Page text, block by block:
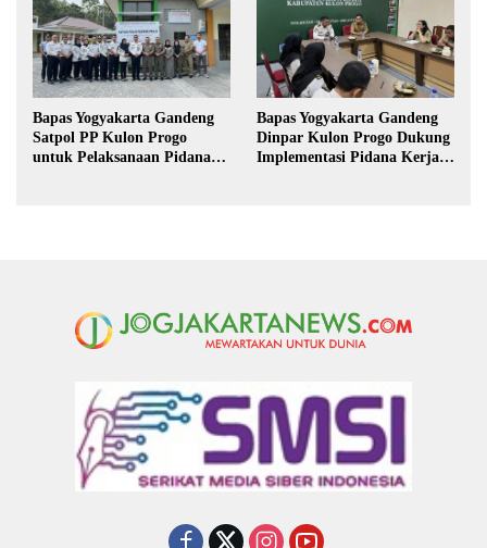
Bapas Yogyakarta Gandeng
Satpol PP Kulon Progo
untuk Pelaksanaan Pidana
Bapas Yogyakarta Gandeng
Dinpar Kulon Progo Dukung
Implementasi Pidana Kerja